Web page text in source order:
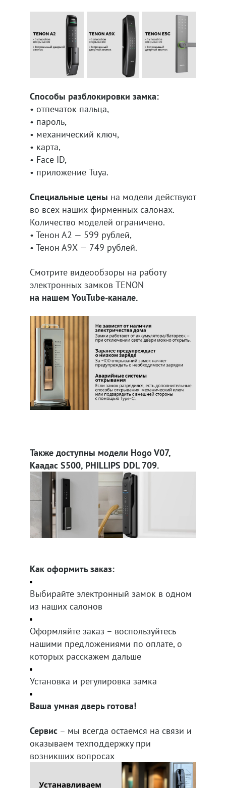
Способы разблокировки замка:
• отпечаток пальца,
• пароль,
• механический ключ,
• карта,
• Face ID,
• приложение Tuya.
Специальные цены на модели действуют
во всех наших фирменных салонах.
Количество моделей ограничено.
• Тенон А2 — 599 рублей,
• Тенон А9Х — 749 рублей.
Смотрите видеообзоры на работу
электронных замков TENON
на нашем YouTube-канале.
Также доступны модели Hogo V07,
Каадас S500, PHILLIPS DDL 709.
Как оформить заказ:
Выбирайте электронный замок в одном
из наших салонов
Оформляйте заказ – воспользуйтесь
нашими предложениями по оплате, о
которых расскажем дальше
Установка и регулировка замка
Ваша умная дверь готова!
Сервис – мы всегда остаемся на связи и
оказываем техподдержку при
возникших вопросах